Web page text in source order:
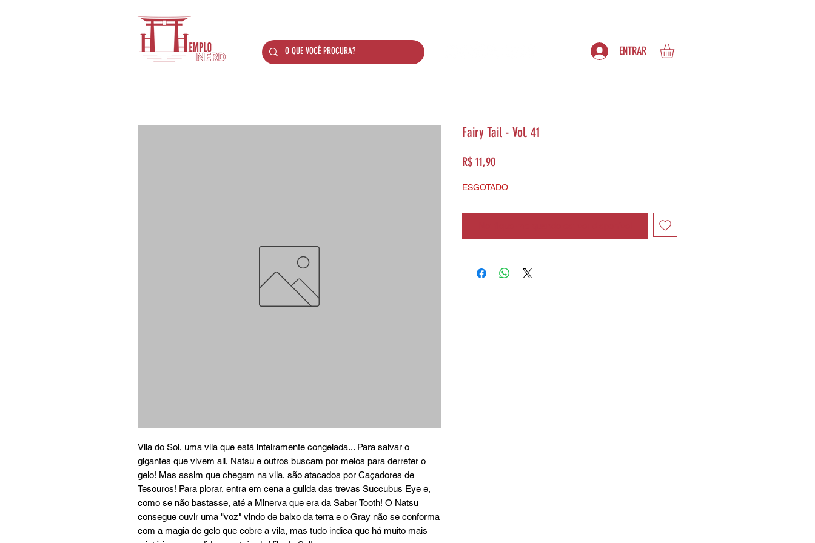
ENTRAR
Vila do Sol, uma vila que está inteiramente congelada... Para salvar o
gigantes que vivem ali, Natsu e outros buscam por meios para derreter o
gelo! Mas assim que chegam na vila, são atacados por Caçadores de
Tesouros! Para piorar, entra em cena a guilda das trevas Succubus Eye e,
como se não bastasse, até a Minerva que era da Saber Tooth! O Natsu
consegue ouvir uma "voz" vindo de baixo da terra e o Gray não se conforma
com a magia de gelo que cobre a vila, mas tudo indica que há muito mais
Fairy Tail - Vol. 41
R$ 11,90Preço
ESGOTADO